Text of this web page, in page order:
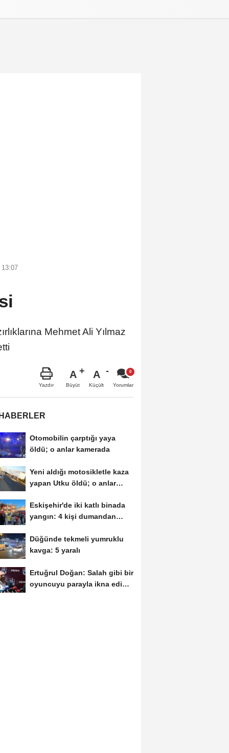
Mehmet Ali Yılmaz
Yazdır
A
Büyüt
A
Küçült Yorumlar
Otomobilin çarptığı yaya
öldü; o anlar kamerada
Yeni aldığı motosikletle kaza
yapan Utku öldü; o anlar
Eskişehir'de iki katlı binada
yangın: 4 kişi dumandan
Düğünde tekmeli yumruklu
kavga: 5 yaralı
Ertuğrul Doğan: Salah gibi bir
oyuncuyu parayla ikna edip